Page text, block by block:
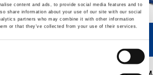
content and ads, to provide social media features and to
share information about your use of our site with our social
partners who may combine it with other information
or that they’ve collected from your use of their services.
CAPACITÉ